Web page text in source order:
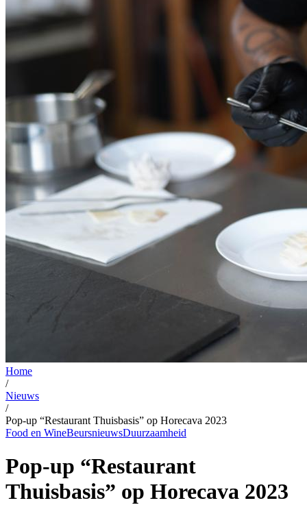
Home
/
Nieuws
/
Pop-up “Restaurant Thuisbasis” op Horecava 2023
Food en WineBeursnieuwsDuurzaamheid
Pop-up “Restaurant
Thuisbasis” op Horecava 2023